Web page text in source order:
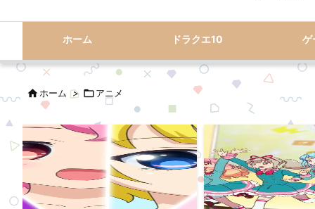
ホーム ドラクエ10 ゲ
ホーム > アニメ